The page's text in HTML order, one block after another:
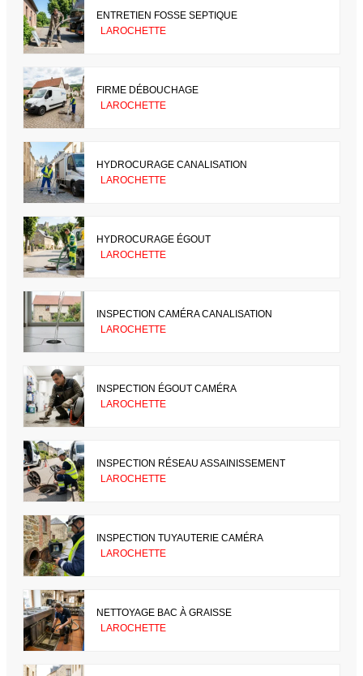
ENTRETIEN FOSSE SEPTIQUE
LAROCHETTE
FIRME DÉBOUCHAGE
LAROCHETTE
HYDROCURAGE CANALISATION
LAROCHETTE
HYDROCURAGE ÉGOUT
LAROCHETTE
INSPECTION CAMÉRA CANALISATION
LAROCHETTE
INSPECTION ÉGOUT CAMÉRA
LAROCHETTE
INSPECTION RÉSEAU ASSAINISSEMENT
LAROCHETTE
INSPECTION TUYAUTERIE CAMÉRA
LAROCHETTE
NETTOYAGE BAC À GRAISSE
LAROCHETTE